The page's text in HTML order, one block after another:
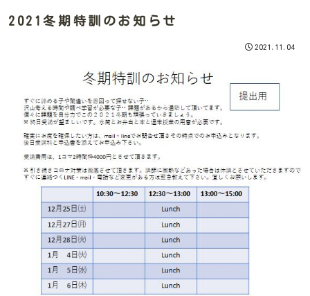
2021冬期特訓のお知らせ
2021.11.04